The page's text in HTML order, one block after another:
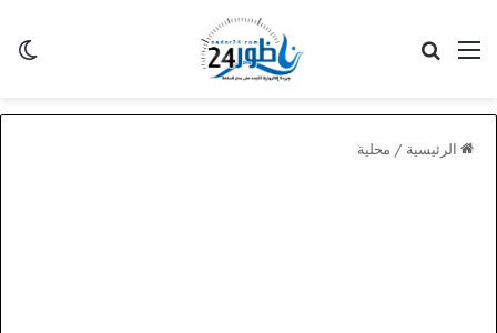
القائمة
الرئيسية / محلية